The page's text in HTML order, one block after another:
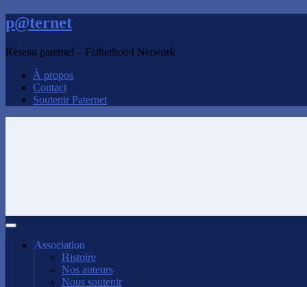
p@ternet
Réseau paternel – Fatherhood Network
À propos
Contact
Soutenir Paternet
Association
Histoire
Nos auteurs
Nous soutenir